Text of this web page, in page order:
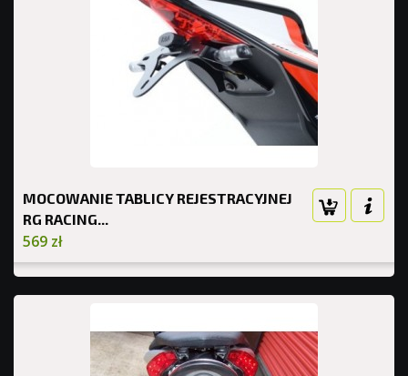
MOCOWANIE TABLICY REJESTRACYJNEJ
RG RACING...
569 zł